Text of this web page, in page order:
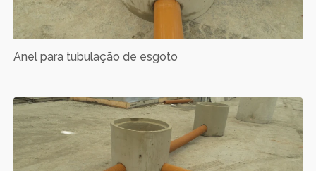
Anel para tubulação de esgoto